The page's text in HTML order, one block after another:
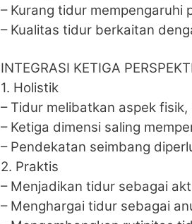
– Kurang tidur mempengaruhi
– Kualitas tidur berkaitan
INTEGRASI KETIGA
1. Holistik
– Tidur melibatkan aspek
– Ketiga dimensi saling
– Pendekatan seimbang
2. Praktis
– Menjadikan tidur sebagai
– Menghargai tidur sebagai